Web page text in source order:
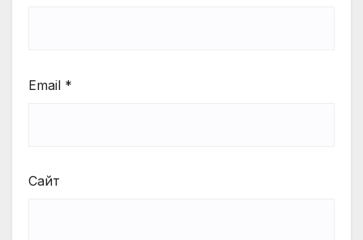
Email *
Сайт